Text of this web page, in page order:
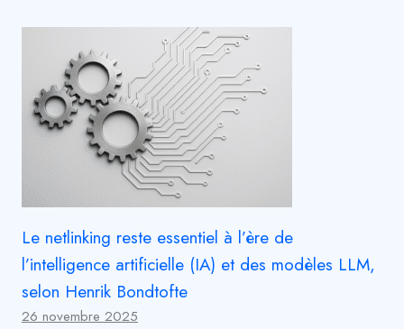
Le netlinking reste essentiel à l’ère de
l’intelligence artificielle (IA) et des modèles LLM,
selon Henrik Bondtofte
26 novembre 2025